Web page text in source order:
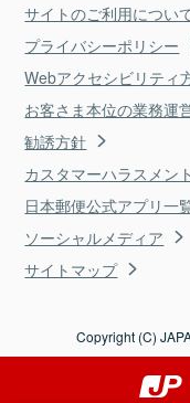
サイトのご利用につい
プライバシーポリシー
Webアクセシビリティ
お客さま本位の業務運
勧誘方針
カスタマーハラスメン
日本郵便公式アプリ一
ソーシャルメディア
サイトマップ
Copyright (C)